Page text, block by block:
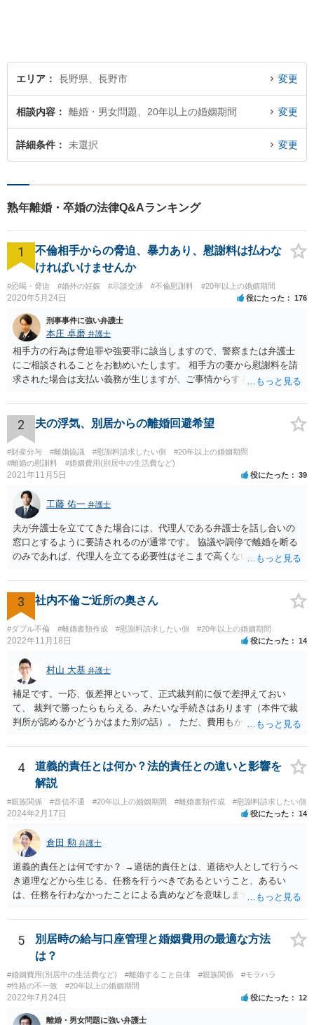
エリア 長野県、長野市 変更
相談内容 離婚・男女問題、20年以上の婚姻期間 変更
詳細条件 未選択 変更
熟年離婚・卒婚の法律Q&Aランキング
1
不倫相手からの脅迫、暴力あり、慰謝料は払わな
ければいけませんか
#恐喝・脅迫 #婚外の妊娠 #示談交渉 #不倫慰謝料 #20年以上の婚姻期間
2020年5月24日 役にたった 176
刑事事件に強い弁護士
本庄 卓磨 弁護士
相手方の行為は脅迫罪や強要罪に該当しますので、警察または弁護士
にご相談されることをお勧めいたします。 相手方の妻から慰謝料を請
求された場合は支払い義務が生じますが、ご事情からすると減額交渉
2 夫の浮気、別居からの離婚回避希望
#財産分与 #離婚協議 #慰謝料請求したい側
#20年以上の婚姻期間
#離婚の慰謝料
#婚姻費用(別居中の生活費など)
2021年11月5日 役にたった 39
工藤 佑一 弁護士
夫が弁護士を立ててきた場合には、代理人である弁護士を話し合いの
窓口とするように要請されるのが通常です。 協議や調停で離婚を断る
のみであれば、代理人を立てる必要性はそこまで高くないようにも思
姻費用についてもまとまっていない状況である場合には代理人を立て
ることが適切かも知れません。 依頼するかどうかの検討も含め、お近
くの弁護士へ相談はされてみると良いと考えます。
3 社内不倫ご近所の奥さん
#ダブル不倫 #離婚書類作成 #慰謝料請求したい側 #20年以上の婚姻期間
2022年11月18日 役にたった 14
村山 大基 弁護士
補足です。一応、仮差押といって、正式裁判前に仮で差押えておい
て、 裁判で勝ったらもらえる、みたいな手続きはあります（本件で裁
判所が認めるかどうかはまた別の話）。 ただ、費用もかかりますし、
のであれば、 面談相談に行って詳しく話を聞いてみましょう。
4
道義的責任とは何か？法的責任との違いと影響を
解説
#親族関係 #音信不通 #20年以上の婚姻期間 #離婚書類作成 #慰謝料請求したい側
2024年2月17日 役にたった 14
倉田 勲 弁護士
道義的責任とは何ですか？ →道徳的責任とは、道徳や人として行うべ
き道理などから生じる、任務を行うべきであるということ、あるい
は、任務を行わなかったことによる責めなどを意味します。 道義的責
則はありませんが、道義的責任を果たさないことで、他人からの信用
を無くす、不遇を受けるなどの一般的にはそのような事実上の不利益
が生じます。
5
別居時の給与口座管理と婚姻費用の最適な方法
は？
#婚姻費用(別居中の生活費など) #離婚すること自体 #親族関係
#モラハラ
#性格の不一致
#20年以上の婚姻期間
2022年7月24日 役にたった 12
離婚・男女問題に強い弁護士